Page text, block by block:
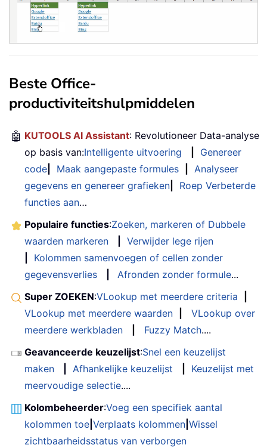
Beste Office-
productiviteitshulpmiddelen
🤖 KUTOOLS AI Assistant: Revolutioneer Data-analyse
op basis van:Intelligente uitvoering
Genereer
code
Maak aangepaste formules
Analyseer
gegevens en genereer grafieken
Roep Verbeterde
functies aan…
Populaire functies:Zoeken, markeren of Dubbele
waarden markeren
Verwijder lege rijen
Kolommen samenvoegen of cellen zonder
gegevensverlies
Afronden zonder formule...
Super ZOEKEN:VLookup met meerdere criteria
VLookup met meerdere waarden
VLookup over
meerdere werkbladen
Fuzzy Match....
Geavanceerde keuzelijst:Snel een keuzelijst
maken
Afhankelijke keuzelijst
Keuzelijst met
meervoudige selectie....
Kolombeheerder:Voeg een specifiek aantal
kolommen toe Verplaats kolommen Wissel
zichtbaarheidsstatus van verborgen